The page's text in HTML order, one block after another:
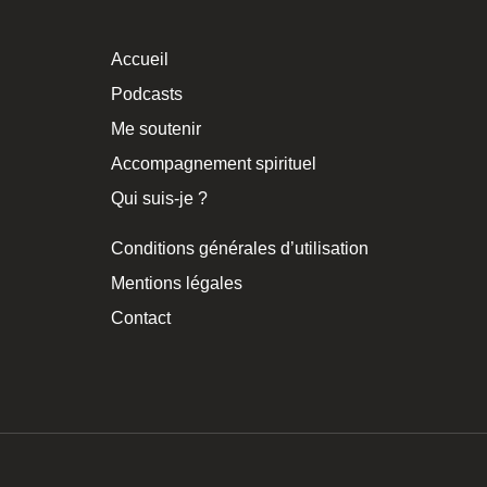
Accueil
Podcasts
Me soutenir
Accompagnement spirituel
Qui suis-je ?
Conditions générales d’utilisation
Mentions légales
Contact